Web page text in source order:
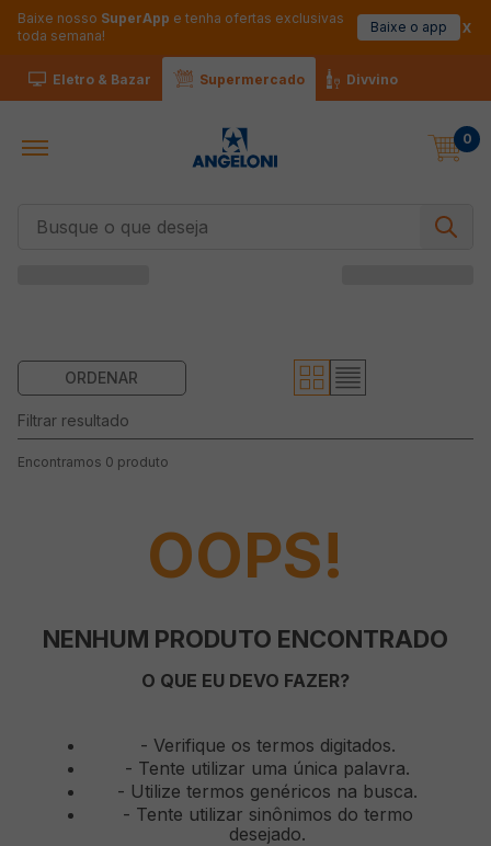
Baixe nosso SuperApp e tenha ofertas exclusivas
toda semana!
Baixe o app
Eletro & Bazar Supermercado Divvino
0
0 produto
OOPS!
NENHUM PRODUTO ENCONTRADO
O QUE EU DEVO FAZER?
Verifique os termos digitados.
Tente utilizar uma única palavra.
Utilize termos genéricos na busca.
Tente utilizar sinônimos do termo
desejado.